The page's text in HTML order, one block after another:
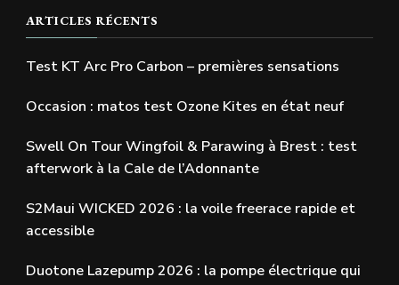
ARTICLES RÉCENTS
Test KT Arc Pro Carbon – premières sensations
Occasion : matos test Ozone Kites en état neuf
Swell On Tour Wingfoil & Parawing à Brest : test
afterwork à la Cale de l’Adonnante
S2Maui WICKED 2026 : la voile freerace rapide et
accessible
Duotone Lazepump 2026 : la pompe électrique qui